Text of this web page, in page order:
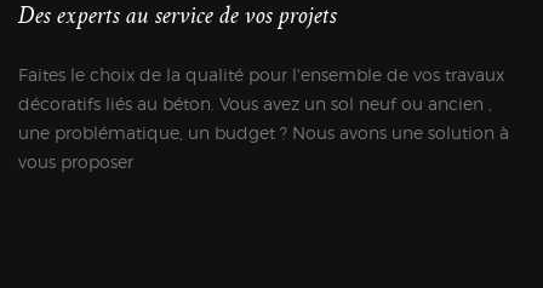
Des experts au service de vos projets
Faites le choix de la qualité pour l'ensemble de vos travaux
décoratifs liés au béton. Vous avez un sol neuf ou ancien ,
une problématique, un budget ? Nous avons une solution à
vous proposer